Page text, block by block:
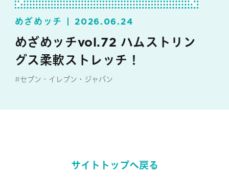
めざめッチ 2026.06.24
めざめッチvol.72 ハムストリン
グス柔軟ストレッチ！
#セブン‐イレブン・ジャパン
サイトトップへ戻る